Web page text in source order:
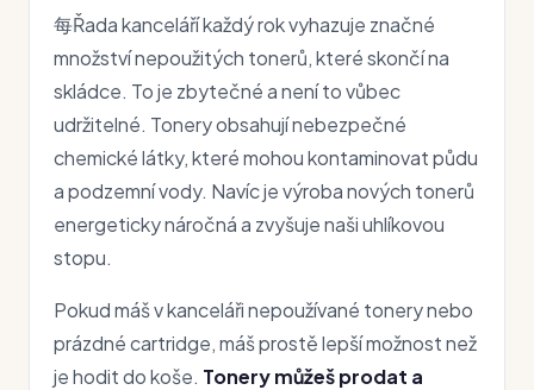
每Řada kanceláří každý rok vyhazuje značné
množství nepoužitých tonerů, které skončí na
skládce. To je zbytečné a není to vůbec
udržitelné. Tonery obsahují nebezpečné
chemické látky, které mohou kontaminovat půdu
a podzemní vody. Navíc je výroba nových tonerů
energeticky náročná a zvyšuje naši uhlíkovou
stopu.
Pokud máš v kanceláři nepoužívané tonery nebo
prázdné cartridge, máš prostě lepší možnost než
je hodit do koše. Tonery můžeš prodat a